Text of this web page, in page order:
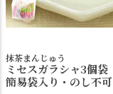
抹茶まんじゅう
ミセスガラシャ3個袋
簡易袋入り・のし不可